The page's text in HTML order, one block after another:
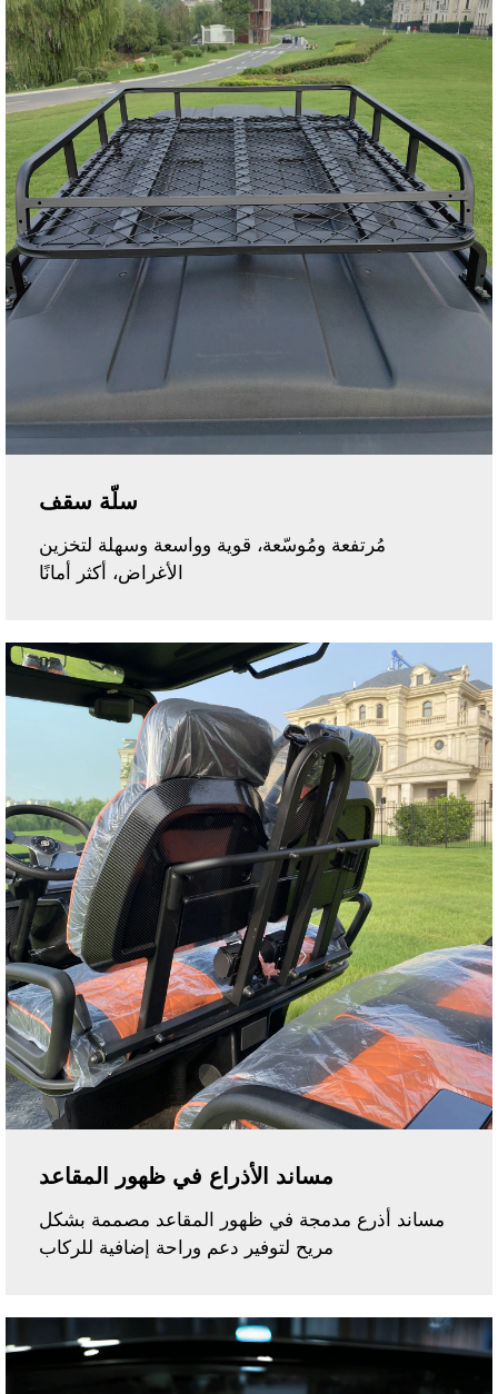
سلّة سقف
مُرتفعة ومُوسّعة، قوية وواسعة وسهلة لتخزين
الأغراض، أكثر أمانًا
مساند الأذراع في ظهور المقاعد
مساند أذرع مدمجة في ظهور المقاعد مصممة بشكل
مريح لتوفير دعم وراحة إضافية للركاب